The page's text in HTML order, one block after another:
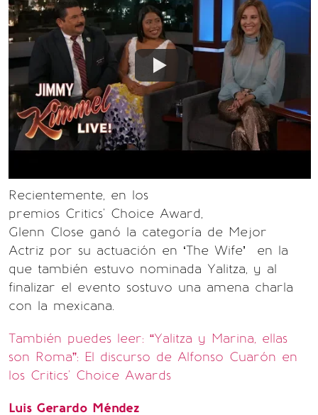
Recientemente, en los
premios Critics' Choice Award,
Glenn Close ganó la categoría de Mejor
Actriz por su actuación en ‘The Wife’ en la
que también estuvo nominada Yalitza, y al
finalizar el evento sostuvo una amena charla
con la mexicana.
También puedes leer: “Yalitza y Marina, ellas
son Roma”: El discurso de Alfonso Cuarón en
los Critics' Choice Awards
Luis Gerardo Méndez